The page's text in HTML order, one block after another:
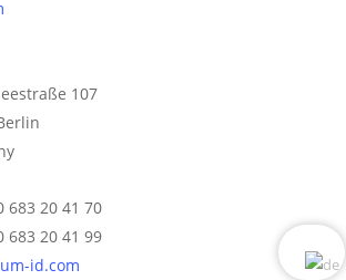
107
683 20 41 70
683 20 41 99
id.com